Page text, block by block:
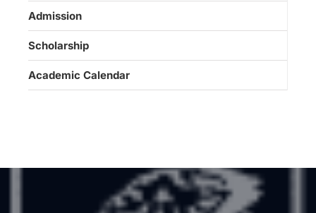
Admission
Scholarship
Academic Calendar